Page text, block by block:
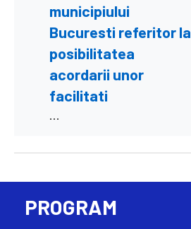
municipiului
Bucuresti referitor la
posibilitatea
acordarii unor
facilitati
...
PROGRAM